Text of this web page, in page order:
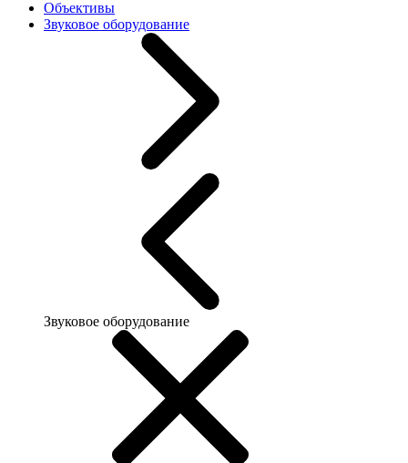
Объективы
Звуковое оборудование
Звуковое оборудование